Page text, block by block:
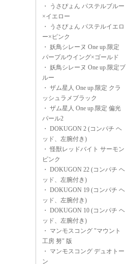
・
うさぴょん パステルブルー
×イエロー
・
うさぴょん パステルイエロ
ー×ピンク
・ 妖鳥シレーヌ One up.限定
パープルウイング×ゴールド
・ 妖鳥シレーヌ One up.限定ブ
ルー
・ ザム星人 One up.限定 クラ
ッシュラメブラック
・ ザム星人 One up.限定 偏光
パール2
・ DOKUGON 2 (コンパチ ヘ
ッド、左腕付き)
・怪獣レッドバイト サーモン
ピンク
・ DOKUGON 22 (コンパチ ヘ
ッド、左腕付き)
・ DOKUGON 19 (コンパチ ヘ
ッド、左腕付き)
・ DOKUGON 10 (コンパチ ヘ
ッド、左腕付き)
・ マンモスコング "マウント
工房 努" 版
・ マンモスコング デュオトー
ン